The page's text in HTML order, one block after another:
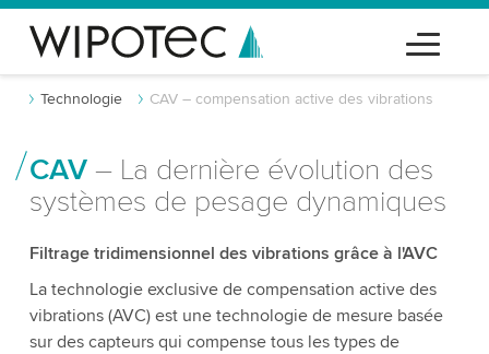
Technologie CAV – compensation active des vibrations
CAV– La dernière évolution des
systèmes de pesage dynamiques
Filtrage tridimensionnel des vibrations grâce à l'AVC
La technologie exclusive de compensation active des
vibrations (AVC) est une technologie de mesure basée
sur des capteurs qui compense tous les types de